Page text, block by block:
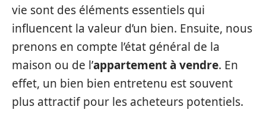
vie sont des éléments essentiels qui
influencent la valeur d’un bien. Ensuite, nous
prenons en compte l’état général de la
maison ou de l’appartement à vendre. En
effet, un bien bien entretenu est souvent
plus attractif pour les acheteurs potentiels.